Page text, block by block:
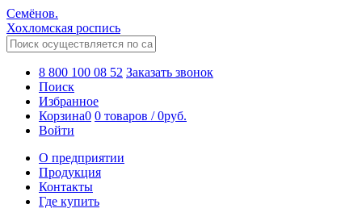
Семёнов.
Хохломская роспись
8 800 100 08 52 Заказать звонок
Поиск
Избранное
Корзина0 0 товаров /0руб.
Войти
О предприятии
Продукция
Контакты
Где купить